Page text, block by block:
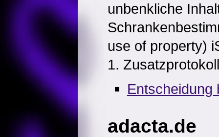
unbenkliche
use of property)
1.
Entscheidung
adacta.de